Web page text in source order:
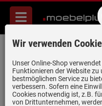
Menü
AEG
Artikel-Nummer:19982758 |
EAN:7333394080932
Wir verwenden
Unser Online-Shop
Funktionieren der Website
bestmöglichen Service zu
verbessern. Sofern eine
Cookies notwendig ist, z.B.
von Drittunternehmen,